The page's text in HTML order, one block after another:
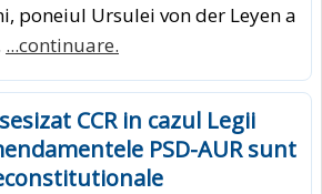
poneiul Ursulei von der Leyen a
...continuare.
CCR in cazul Legii
PSD-AUR sunt